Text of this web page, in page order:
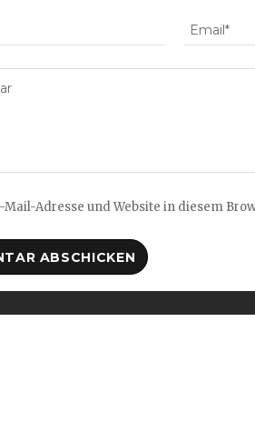
Mail-Adresse und Website in diesem